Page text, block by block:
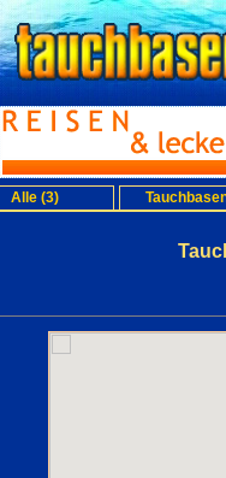
Alle (3)